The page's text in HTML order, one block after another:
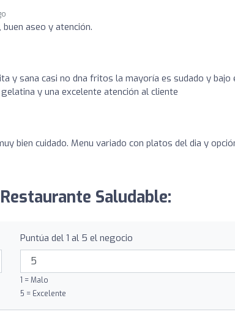
aseo y atención.
y sana casi no dna fritos la mayoría es sudado y bajo
y una excelente atención al cliente
bien cuidado. Menu variado con platos del dia y
Saludable:
Puntúa del 1 al 5 el negocio
1 = Malo
5 = Excelente